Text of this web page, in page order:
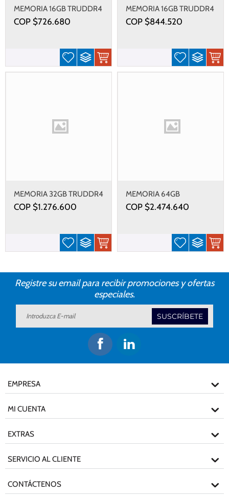
MEMORIA 16GB TRUDDR4
2933MHZ
COP $726.680
MEMORIA 16GB TRUDDR4
3200 MHZ
COP $844.520
MEMORIA 32GB TRUDDR4
2933MHZ
COP $1.276.600
MEMORIA 64GB
TRUDDR4 2933MHZ
COP $2.474.640
Registre su email para recibir promociones y ofertas
especiales.
SUSCRÍBETE
EMPRESA
MI CUENTA
EXTRAS
SERVICIO AL CLIENTE
CONTÁCTENOS